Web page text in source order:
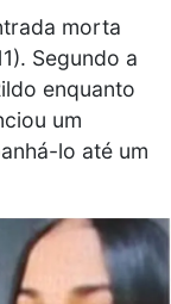
morta
Segundo a
enquanto
um
lo até um